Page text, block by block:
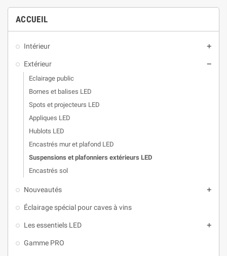
ACCUEIL
Intérieur 
Extérieur 
Eclairage public
Bornes et balises LED
Spots et projecteurs LED
Appliques LED
Hublots LED
Encastrés mur et plafond LED
Suspensions et plafonniers extérieurs LED
Encastrés sol
Nouveautés 
Éclairage spécial pour caves à vins
Les essentiels LED 
Gamme PRO